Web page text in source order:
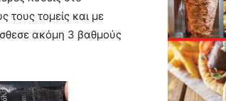
τομείς και με
ακόμη 3 βαθμούς